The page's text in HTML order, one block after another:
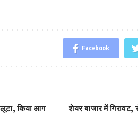
Facebook
किया आग
शेयर बाजार में